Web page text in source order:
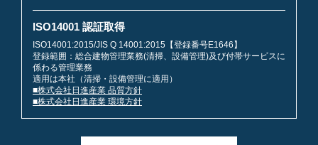
ISO14001 認証取得
ISO14001:2015/JIS Q 14001:2015【登録番号E1646】
登録範囲：総合建物管理業務(清掃、設備管理)及び付帯サービスに
係わる管理業務
適用は本社（清掃・設備管理に適用）
■株式会社日進産業 品質方針
■株式会社日進産業 環境方針